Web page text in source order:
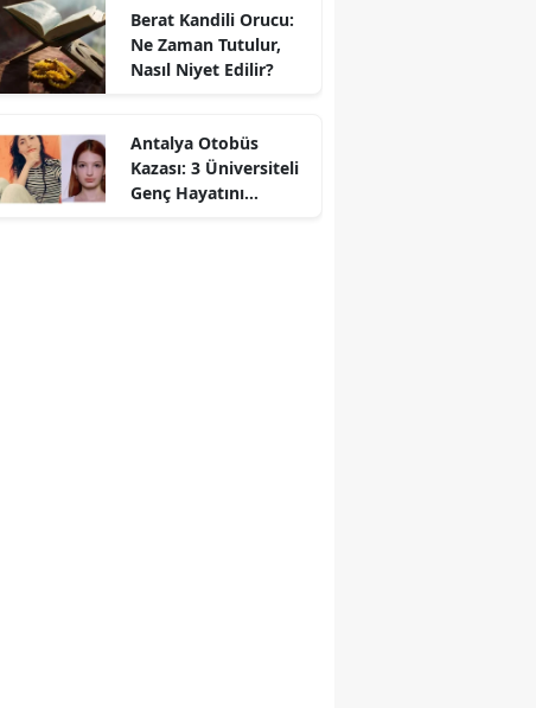
Berat Kandili Orucu:
Ne Zaman Tutulur,
Nasıl Niyet Edilir?
Antalya Otobüs
Kazası: 3 Üniversiteli
Genç Hayatını